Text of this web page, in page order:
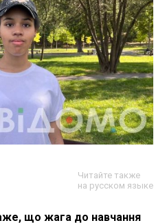
Читайте также
на русском языке
що жага до навчання